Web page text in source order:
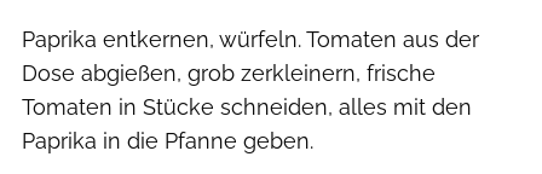
Paprika entkernen, würfeln. Tomaten aus der
Dose abgießen, grob zerkleinern, frische
Tomaten in Stücke schneiden, alles mit den
Paprika in die Pfanne geben.